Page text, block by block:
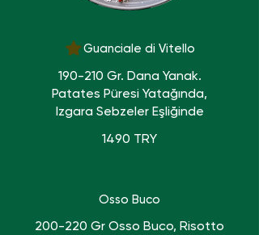
Guanciale di Vitello
190-210 Gr. Dana Yanak.
Patates Püresi Yatağında,
Izgara Sebzeler Eşliğinde
1490 TRY
Osso Buco
200-220 Gr Osso Buco, Risotto